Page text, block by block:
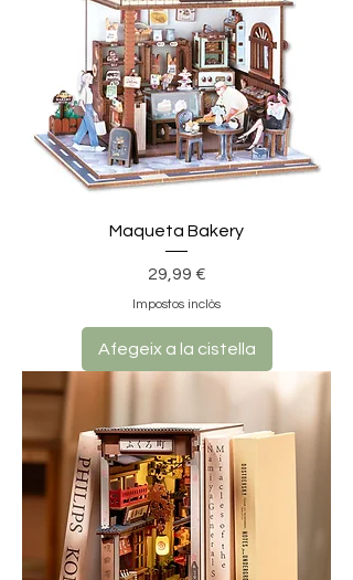
Maqueta Bakery
Preu
29,99 €
Impostos inclòs
Afegeix a la cistella